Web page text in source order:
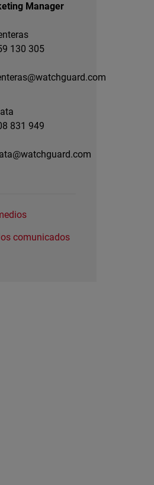
Manager
130 305
831 949
comunicados